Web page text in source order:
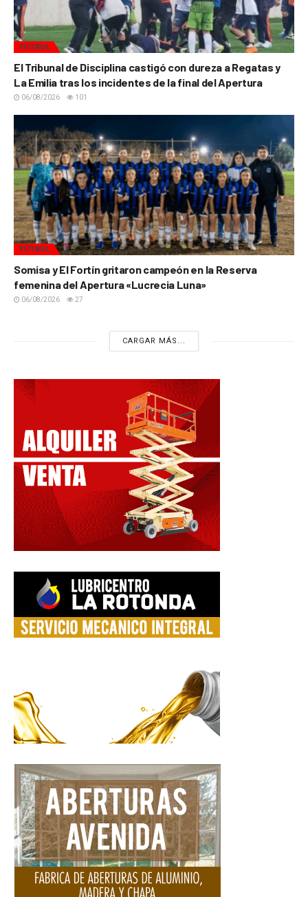
FÚTBOL
El Tribunal de Disciplina castigó con dureza a Regatas y
La Emilia tras los incidentes de la final del Apertura
06/08/2026 101
FÚTBOL
Somisa y El Fortín gritaron campeón en la Reserva
femenina del Apertura «Lucrecia Luna»
06/08/2026 27
CARGAR MÁS...